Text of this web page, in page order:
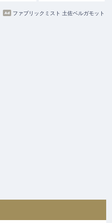
ファブリックミスト 土佐ベルガモット